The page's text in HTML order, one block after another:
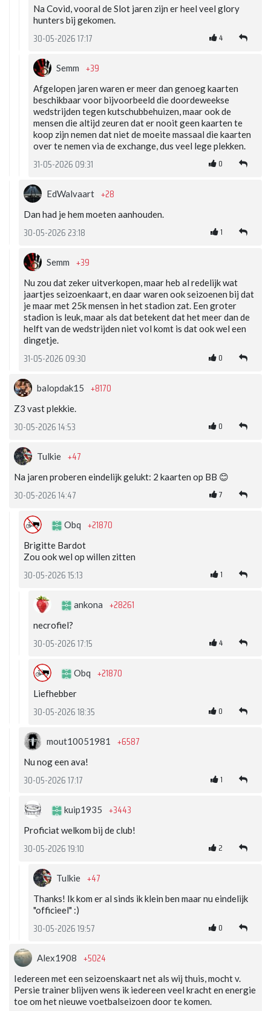
Na Covid, vooral de Slot jaren zijn er heel veel glory
hunters bij gekomen.
30-05-2026 17:17 4
Semm +39
Afgelopen jaren waren er meer dan genoeg kaarten
beschikbaar voor bijvoorbeeld die doordeweekse
wedstrijden tegen kutschubbehuizen, maar ook de
mensen die altijd zeuren dat er nooit geen kaarten te
koop zijn nemen dat niet de moeite massaal die kaarten
over te nemen via de exchange, dus veel lege plekken.
31-05-2026 09:31 0
EdWalvaart +28
Dan had je hem moeten aanhouden.
30-05-2026 23:18 1
Semm +39
Nu zou dat zeker uitverkopen, maar heb al redelijk wat
jaartjes seizoenkaart, en daar waren ook seizoenen bij dat
je maar met 25k mensen in het stadion zat. Een groter
stadion is leuk, maar als dat betekent dat het meer dan de
helft van de wedstrijden niet vol komt is dat ook wel een
dingetje.
31-05-2026 09:30 0
balopdak15 +8170
Z3 vast plekkie.
30-05-2026 14:53 0
Tulkie +47
Na jaren proberen eindelijk gelukt: 2 kaarten op BB 😊
30-05-2026 14:47 7
Obq +21870
Brigitte Bardot
Zou ook wel op willen zitten
30-05-2026 15:13 1
ankona +28261
necrofiel?
30-05-2026 17:15 4
Obq +21870
Liefhebber
30-05-2026 18:35 0
mout10051981 +6587
Nu nog een ava!
30-05-2026 17:17 1
kuip1935 +3443
Proficiat welkom bij de club!
30-05-2026 19:10 2
Tulkie +47
Thanks! Ik kom er al sinds ik klein ben maar nu eindelijk
"officieel" :)
30-05-2026 19:57 0
Alex1908 +5024
Iedereen met een seizoenskaart net als wij thuis, mocht v.
Persie trainer blijven wens ik iedereen veel kracht en energie
toe om het nieuwe voetbalseizoen door te komen.